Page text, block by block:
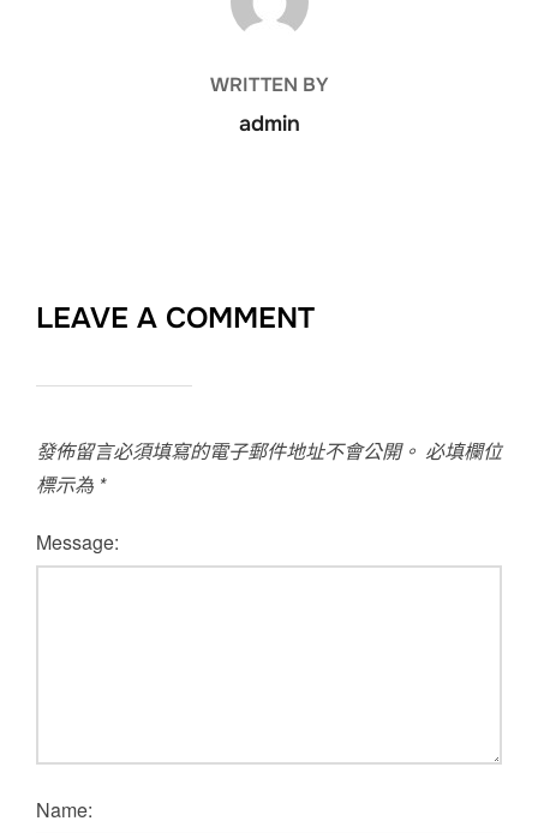
WRITTEN BY
admin
LEAVE A COMMENT
發佈留言必須填寫的電子郵件地址不會公開。 必填欄位
標示為 *
Message:
Name: